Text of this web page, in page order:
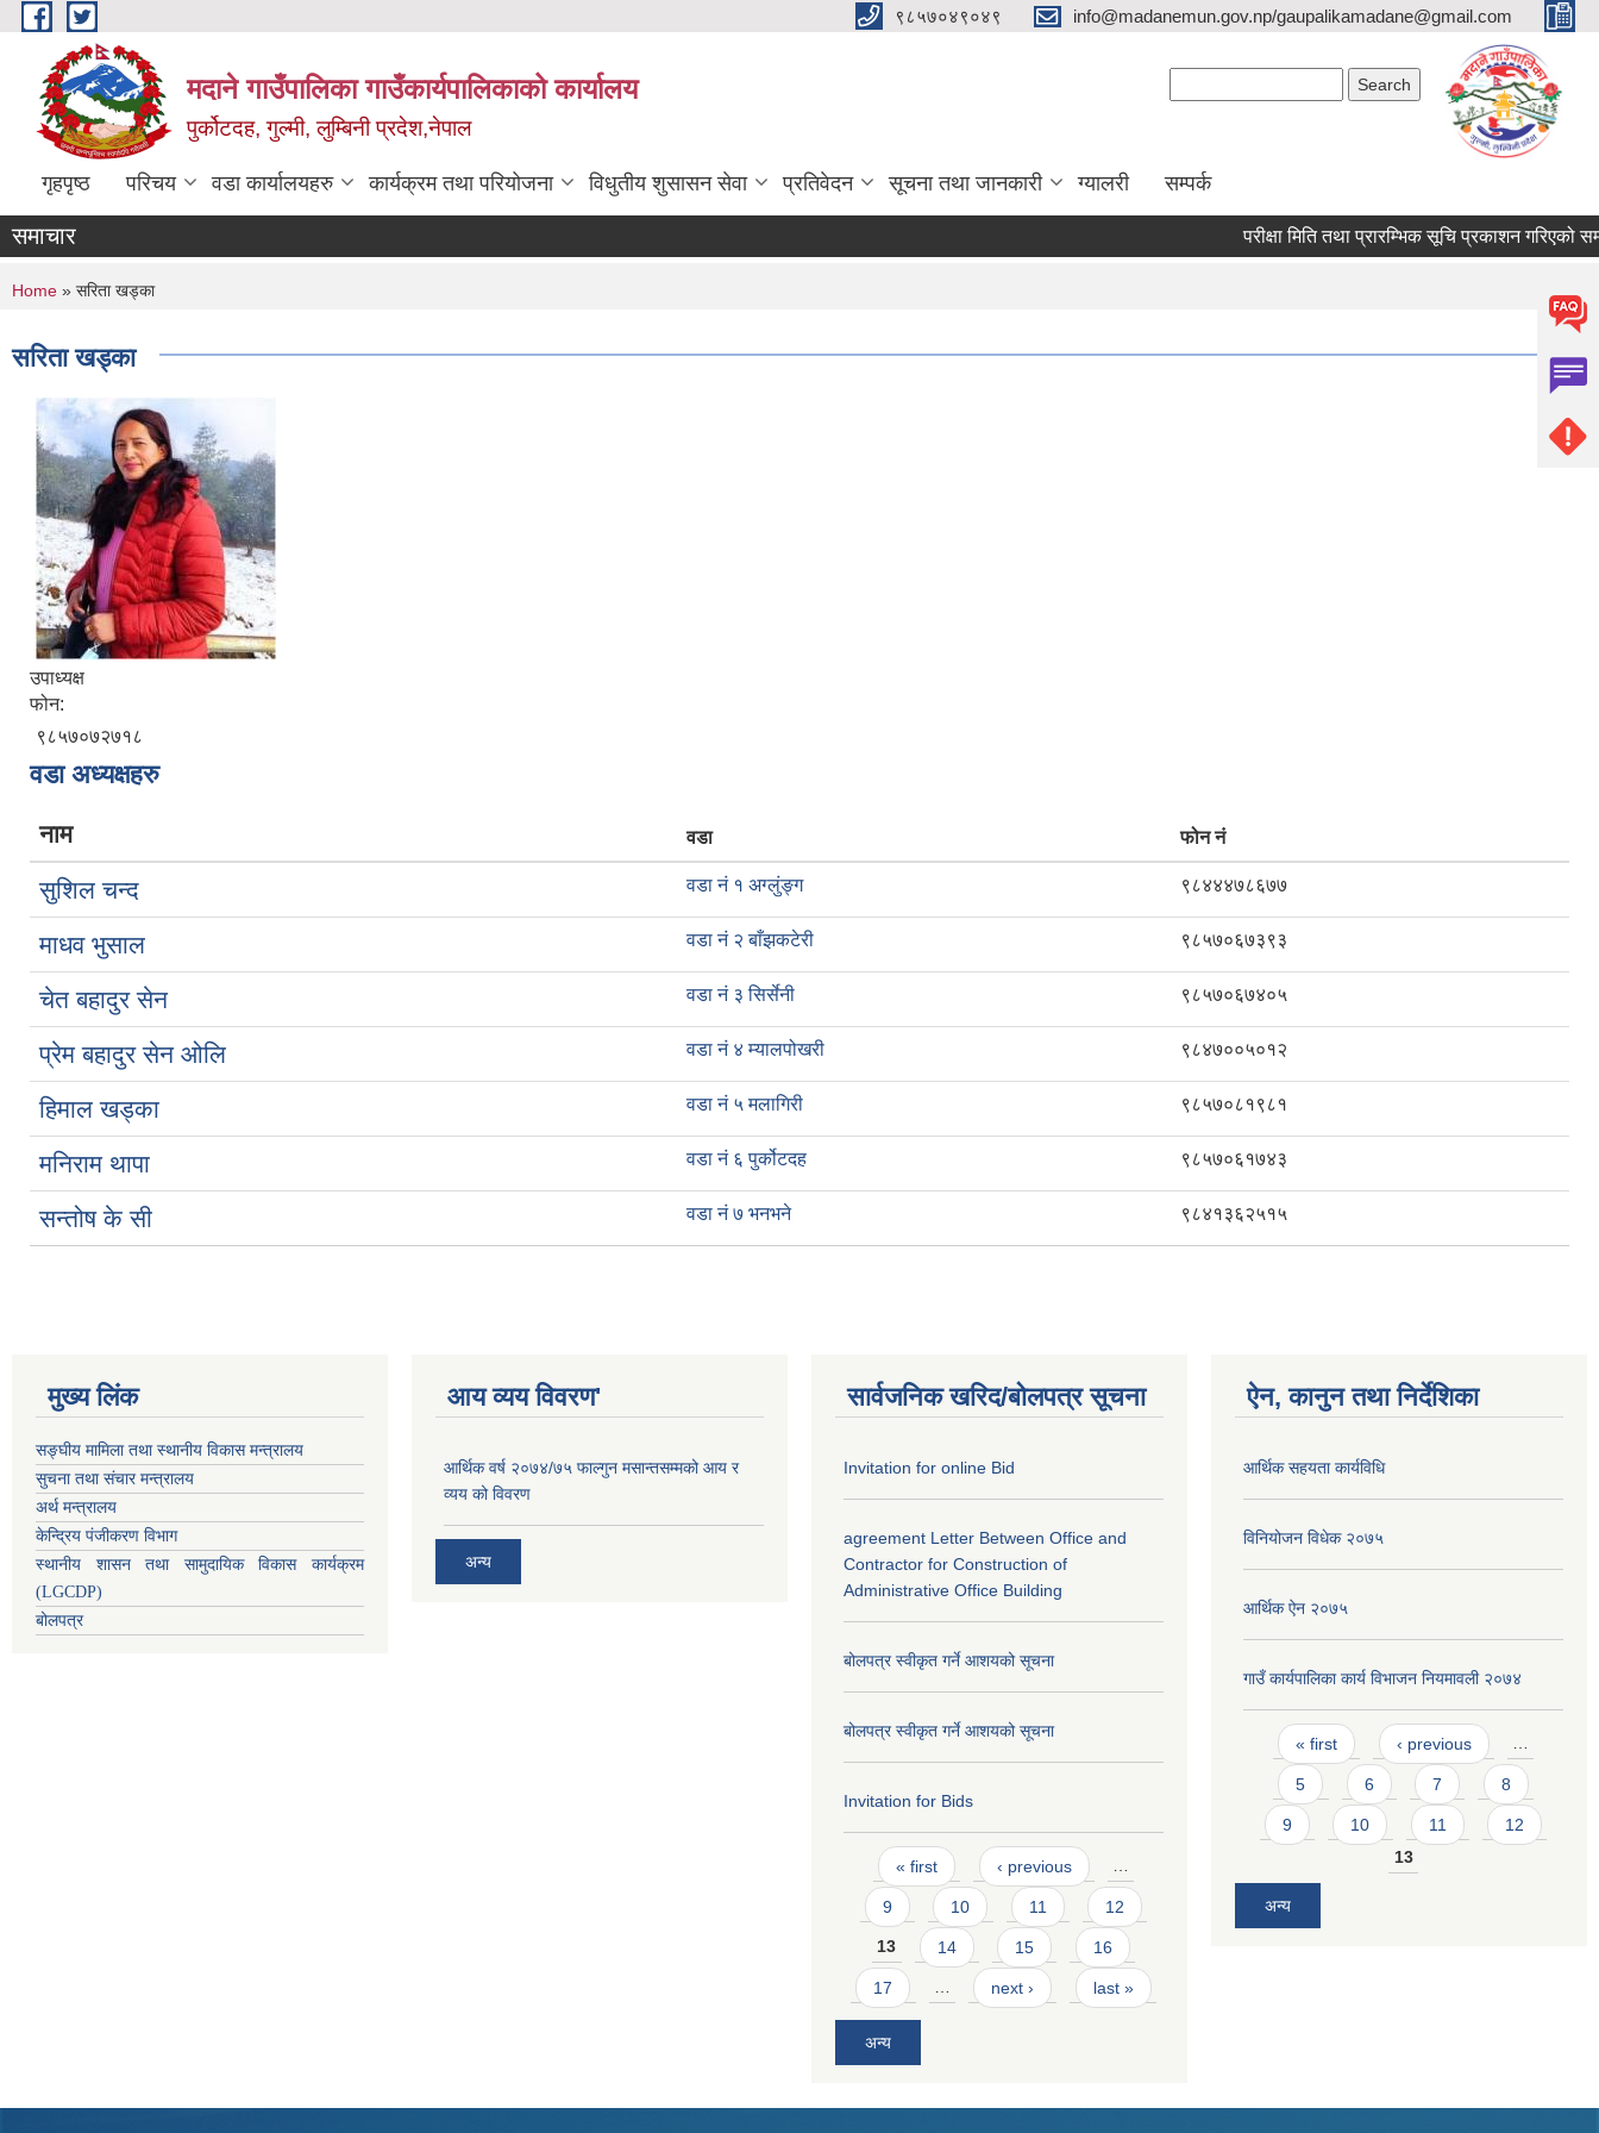
Skip to main content ९८५७०४९०४९ info@madanemun.gov.np/gaupalikamadane@gmail.com
मदाने गाउँपालिका गाउँकार्यपालिकाको कार्यालय
पुर्कोटदह, गुल्मी, लुम्बिनी प्रदेश,नेपाल
गृहपृष्ठ परिचय वडा कार्यालयहरु कार्यक्रम तथा परियोजना विधुतीय शुसासन सेवा प्रतिवेदन सूचना तथा जानकारी ग्यालरी सम्पर्क
समाचार परीक्षा मिति तथा प्रारम्भिक सूचि प्रकाशन गरिएको
You are here
Home » सरिता खड्का
सरिता खड्का
उपाध्यक्ष
फोन:
९८५७०७२७१८
वडा अध्यक्षहरु
नाम वडा फोन नं
सुशिल चन्द वडा नं १ अग्लुंङ्ग ९८४४४७८६७७
माधव भुसाल वडा नं २ बाँझकटेरी ९८५७०६७३९३
चेत बहादुर सेन वडा नं ३ सिर्सेनी ९८५७०६७४०५
प्रेम बहादुर सेन ओलि वडा नं ४ म्यालपोखरी ९८४७००५०१२
हिमाल खड्का वडा नं ५ मलागिरी ९८५७०८१९८१
मनिराम थापा वडा नं ६ पुर्कोटदह ९८५७०६१७४३
सन्तोष के सी वडा नं ७ भनभने ९८४१३६२५१५
मुख्य लिंक
सङ्घीय मामिला तथा स्थानीय विकास मन्त्रालय
सुचना तथा संचार मन्त्रालय
अर्थ मन्त्रालय
केन्द्रिय पंजीकरण विभाग
स्थानीय शासन तथा सामुदायिक विकास कार्यक्रम
(LGCDP)
बोलपत्र
आय व्यय विवरण'
आर्थिक वर्ष २०७४/७५ फाल्गुन मसान्तसम्मको आय र
व्यय को विवरण
अन्य
सार्वजनिक खरिद/बोलपत्र सूचना
Invitation for online Bid
agreement Letter Between Office and
Contractor for Construction of
Administrative Office Building
बोलपत्र स्वीकृत गर्ने आशयको सूचना
बोलपत्र स्वीकृत गर्ने आशयको सूचना
Invitation for Bids
Pages
« first ‹ previous …
9 10 11 12
13 14 15 16
17 … next › last »
अन्य
ऐन, कानुन तथा निर्देशिका
आर्थिक सहयता कार्यविधि
विनियोजन विधेक २०७५
आर्थिक ऐन २०७५
गाउँ कार्यपालिका कार्य विभाजन नियमावली २०७४
Pages
« first ‹ previous …
5 6 7 8
9 10 11
12
13
अन्य